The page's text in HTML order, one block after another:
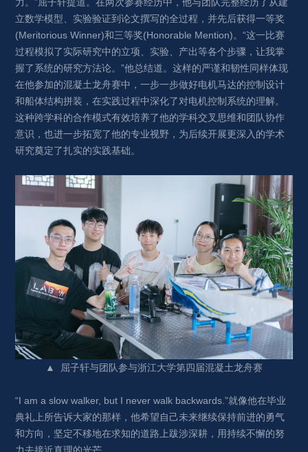
立数学模型、实验验证到论文撰写的全过程，并先后获得一等奖
(Meritorious Winner)和三等奖(Honorable Mention)。“这一比赛
过程模拟了实际研究中的立项、实验、产出等各个步骤，让我掌
握了系统的研究方法论。”他总结道。这样的严谨和韧性同样体现
在他参加的混凝土龙舟赛中，一步一步做好电机马达的控制设计
和船体结构拼装，在实践过程中深化了对电机控制系统的理解。
这种跨学科的合作模式有效培养了他的学科交叉思维和团队协作
意识，也进一步拓宽了他的专业视野，为后续开展更深入的学术
研究奠定了扎实的实践基础。
▲ 屈子轩与团队参与浙江大学第四届混凝土龙舟赛
“I am a slow walker, but I never walk backwards.”就像他在毕业
典礼上所告诉大家的那样，他希望自己未来继续保持前进的勇气
和方向，坚定不移地在求知的道路上跋涉深耕，用持续不懈的努